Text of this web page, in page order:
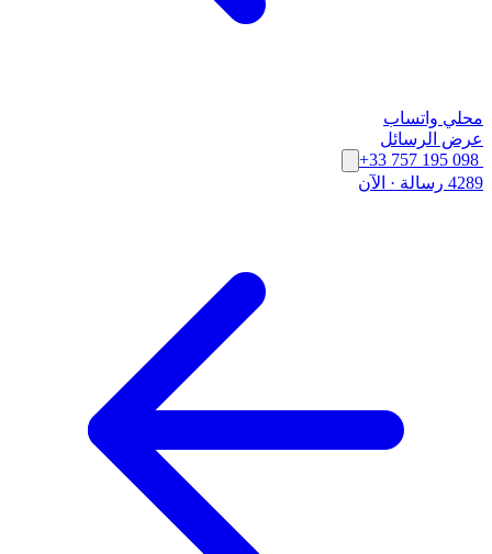
محلي واتساب
عرض الرسائل
+33 757 195 098
4289 رسالة
· الآن